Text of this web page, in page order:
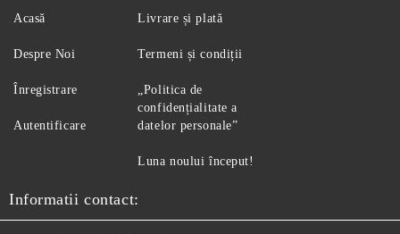
Acasă
Despre Noi
Înregistrare
Autentificare
Livrare și plată
Termeni și condiții
„Politica de
confidențialitate a
datelor personale”
Luna noului început!
Informatii contact: